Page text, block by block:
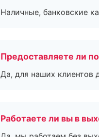
Наличные, банковские
Предоставляете ли
Да, для наших клиентов
Работаете ли вы в